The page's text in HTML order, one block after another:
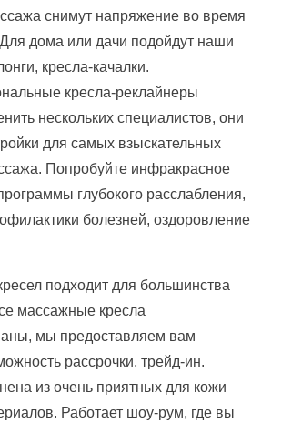
снимут напряжение во время
дома или дачи подойдут наши
кресла-качалки.
кресла-реклайнеры
нескольких специалистов, они
для самых взыскательных
Попробуйте инфракрасное
глубокого расслабления,
болезней, оздоровление
подходит для большинства
массажные кресла
мы предоставляем вам
рассрочки, трейд-ин.
из очень приятных для кожи
Работает шоу-рум, где вы